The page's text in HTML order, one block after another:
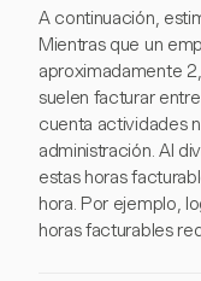
A continuación,
Mientras que un
aproximadamente
suelen facturar
cuenta actividades
administración. Al
estas horas
hora. Por ejemplo,
horas facturables